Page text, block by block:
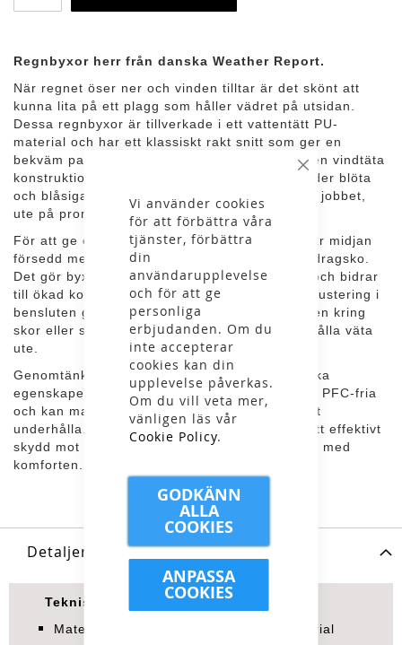
Stäng
Vi använder cookies
för att förbättra våra
tjänster, förbättra
din
användarupplevelse
och för att ge
personliga
erbjudanden. Om du
inte accepterar
cookies kan din
upplevelse påverkas.
Om du vill veta mer,
vänligen läs vår
Cookie Policy.
GODKÄNN
ALLA
COOKIES
ANPASSA
COOKIES
Regnbyxor herr från danska Weather Report.
När regnet öser ner och vinden tilltar är det skönt att
kunna lita på ett plagg som håller vädret på utsidan.
Dessa regnbyxor är tillverkade i ett vattentätt PU-
material och har ett klassiskt rakt snitt som ger en
bekväm passform för varierande aktiviteter. Den vindtäta
konstruktionen bidrar till ett effektivt skydd under blöta
och blåsiga dagar, oavsett om du är på väg till jobbet,
ute på promenad eller vistas i naturen.
För att ge en flexibel och personlig passform är midjan
försedd med resår och elastisk snörning med dragsko.
Det gör byxorna enkla att justera efter behov och bidrar
till ökad komfort under användning. Kardborrejustering i
bensluten gör det möjligt att anpassa öppningen kring
skor eller stövlar och hjälper samtidigt till att hålla väta
ute.
Genomtänkta detaljer kombineras med praktiska
egenskaper i en funktionell design. Byxorna är PFC-fria
och kan maskintvättas, vilket gör dem enkla att
underhålla. Ett pålitligt val för dig som söker ett effektivt
skydd mot regn och vind utan att kompromissa med
komforten.
Detaljer
Tekniska specifikationer
Material: 100 % polyester med PU-material